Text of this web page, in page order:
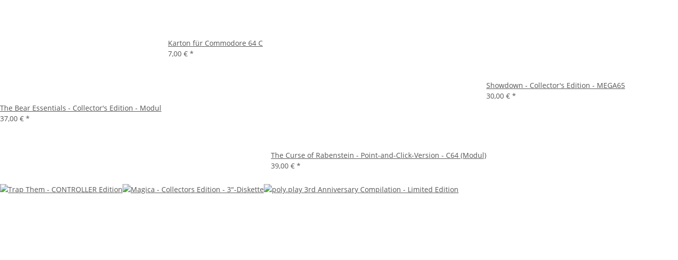
The Bear Essentials - Collector's Edition - Modul
37,00 € *
Karton für Commodore 64 C
7,00 € *
The Curse of Rabenstein - Point-and-Click-Version - C64 (Modul)
39,00 € *
Showdown - Collector's Edition - MEGA65
30,00 € *